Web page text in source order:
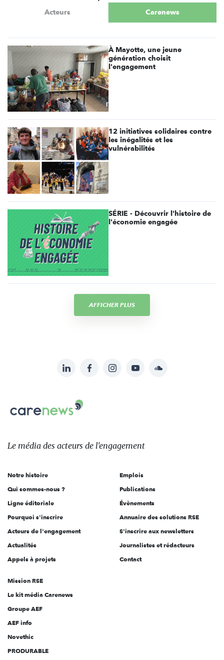
Acteurs Carenews
À Mayotte, une jeune
génération choisit
l'engagement
12 initiatives solidaires contre
les inégalités et les
vulnérabilités
SÉRIE - Découvrir l'histoire de
l'économie engagée
AFFICHER PLUS
sur:
LinkedInFacebookInstagramYouTubeSoundcloud
Carenews,
Le
des
l'engagement
Le média des acteurs de l'engagement
Notre histoire
Qui sommes-nous ?
Ligne éditoriale
Pourquoi s'inscrire
Acteurs de l'engagement
Actualités
Appels à projets
Emplois
Publications
Évènements
Annuaire des solutions RSE
S'inscrire aux newsletters
Journalistes et rédacteurs
Contact
Mission RSE
Le kit média Carenews
Groupe AEF
AEF info
Novethic
PRODURABLE